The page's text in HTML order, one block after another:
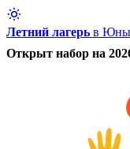
Летний лагерь в
Открыт набор на